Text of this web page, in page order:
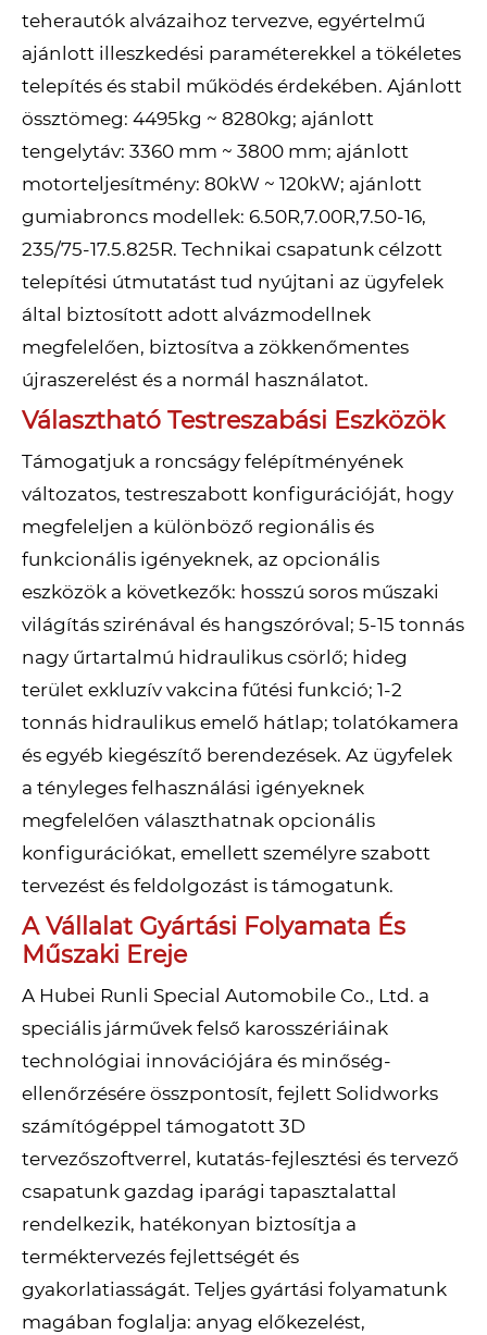
teherautók alvázaihoz tervezve, egyértelmű
ajánlott illeszkedési paraméterekkel a tökéletes
telepítés és stabil működés érdekében. Ajánlott
össztömeg: 4495kg ~ 8280kg; ajánlott
tengelytáv: 3360 mm ~ 3800 mm; ajánlott
motorteljesítmény: 80kW ~ 120kW; ajánlott
gumiabroncs modellek: 6.50R,7.00R,7.50-16,
235/75-17.5.825R. Technikai csapatunk célzott
telepítési útmutatást tud nyújtani az ügyfelek
által biztosított adott alvázmodellnek
megfelelően, biztosítva a zökkenőmentes
újraszerelést és a normál használatot.
Választható Testreszabási Eszközök
Támogatjuk a roncságy felépítményének
változatos, testreszabott konfigurációját, hogy
megfeleljen a különböző regionális és
funkcionális igényeknek, az opcionális
eszközök a következők: hosszú soros műszaki
világítás szirénával és hangszóróval; 5-15 tonnás
nagy űrtartalmú hidraulikus csörlő; hideg
terület exkluzív vakcina fűtési funkció; 1-2
tonnás hidraulikus emelő hátlap; tolatókamera
és egyéb kiegészítő berendezések. Az ügyfelek
a tényleges felhasználási igényeknek
megfelelően választhatnak opcionális
konfigurációkat, emellett személyre szabott
tervezést és feldolgozást is támogatunk.
A Vállalat Gyártási Folyamata És
Műszaki Ereje
A Hubei Runli Special Automobile Co., Ltd. a
speciális járművek felső karosszériáinak
technológiai innovációjára és minőség-
ellenőrzésére összpontosít, fejlett Solidworks
számítógéppel támogatott 3D
tervezőszoftverrel, kutatás-fejlesztési és tervező
csapatunk gazdag iparági tapasztalattal
rendelkezik, hatékonyan biztosítja a
terméktervezés fejlettségét és
gyakorlatiasságát. Teljes gyártási folyamatunk
magában foglalja: anyag előkezelést,